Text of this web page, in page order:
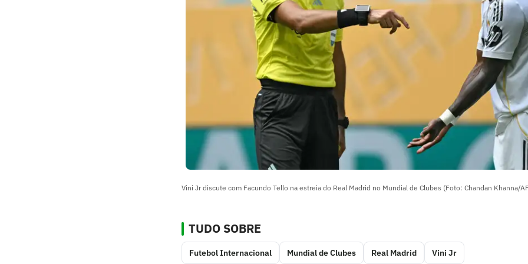
Vini Jr discute com Facundo Tello na estreia do Real Madrid no Mundial de Clubes (Foto: Chandan Khanna/
TUDO SOBRE
Futebol Internacional Mundial de Clubes Real Madrid Vini Jr